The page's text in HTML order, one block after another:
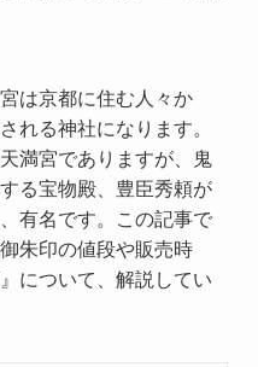
は京都に住む人々か
れる神社になります。
満宮でありますが、鬼
る宝物殿、豊臣秀頼が
有名です。この記事で
朱印の値段や販売時
について、解説してい